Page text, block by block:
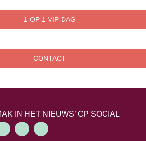
1-OP-1 VIP-DAG
CONTACT
IN HET NIEUWS’ OP SOCIAL